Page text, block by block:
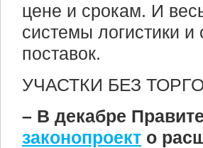
цене и срокам. И
системы логистики и
поставок.
УЧАСТКИ БЕЗ
– В декабре
законопроект о